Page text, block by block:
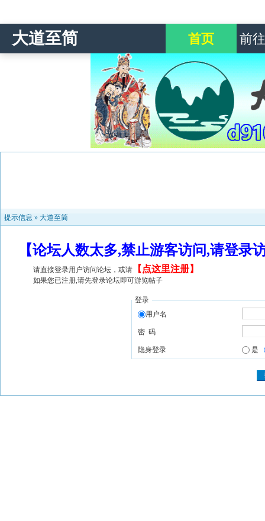
大道至简 首页 前
提示信息 » 大道至简
【论坛人数太多,禁止游客访问,请登
请直接登录用户访问论坛，或请 【 点这里注册】
如果您已注册,请先登录论坛即可游览帖子
登录
用户名
密 码
隐身登录 是